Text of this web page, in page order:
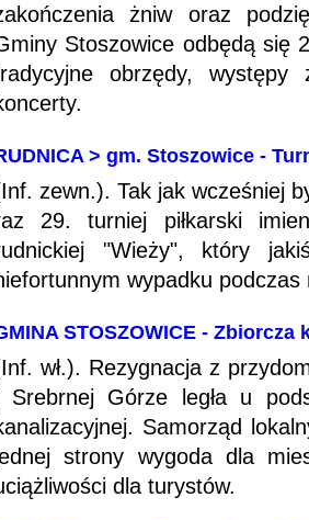
żniw oraz
Stoszowice odbędą się
obrzędy, występy
> gm. Stoszowice -
zewn.). Tak jak wcześniej
29. turniej piłkarski
"Wieży", który
wypadku podczas
STOSZOWICE -
wł.). Rezygnacja z
Srebrnej Górze legła u
Samorząd
strony wygoda dla
dla turystów.